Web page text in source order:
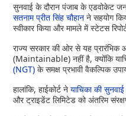
सुनवाई के दौरान पंजाब के एडवोकेट
सतनाम प्रीत सिंह चौहान ने सहयोग
स्वीकार किया और मामले में स्टेटस
राज्य सरकार की ओर से यह प्रारंभिक
(Maintainable) नहीं है, क्योंकि
(NGT) के समक्ष प्रभावी वैकल्पिक
हालांकि, हाईकोर्ट नेयाचिका की
और ट्राइडेंट लिमिटेड को अंतरिम